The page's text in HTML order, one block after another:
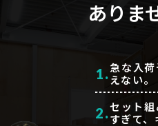
ありま
1.急な入
えない。
2.セット
すぎて、